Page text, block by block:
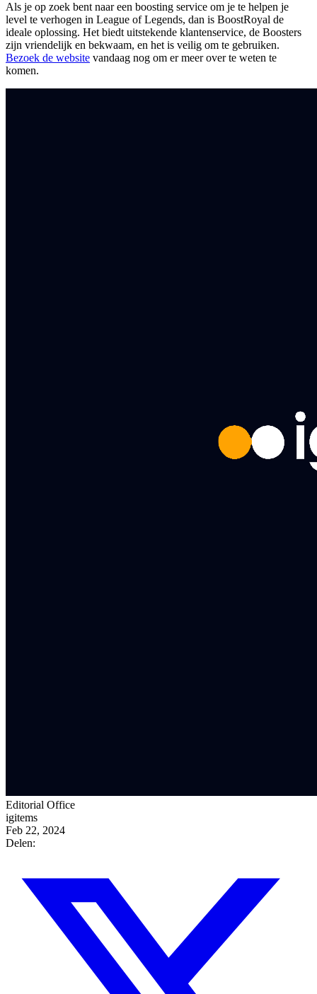
Als je op zoek bent naar een boosting service om je te helpen je
level te verhogen in League of Legends, dan is BoostRoyal de
ideale oplossing. Het biedt uitstekende klantenservice, de Boosters
zijn vriendelijk en bekwaam, en het is veilig om te gebruiken.
Bezoek de website vandaag nog om er meer over te weten te
komen.
Editorial Office
igitems
Feb 22, 2024
Delen: